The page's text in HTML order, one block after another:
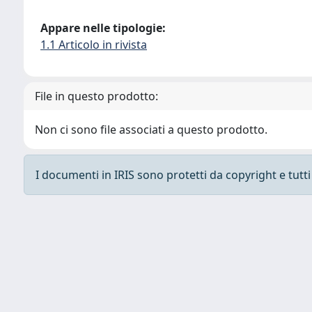
Appare nelle tipologie:
1.1 Articolo in rivista
File in questo prodotto:
Non ci sono file associati a questo prodotto.
I documenti in IRIS sono protetti da copyright e